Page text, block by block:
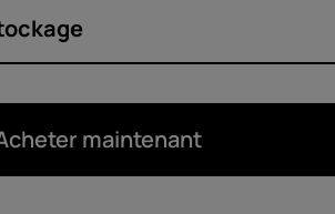
maintenant